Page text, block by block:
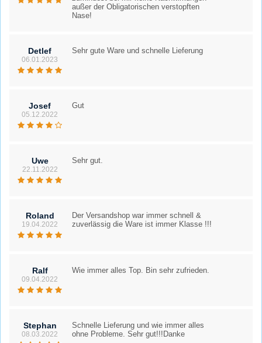
außer der Obligatorischen verstopften
Nase!
Detlef
06.01.2023
Sehr gute Ware und schnelle Lieferung
Josef
05.12.2022
Gut
Uwe
22.11.2022
Sehr gut.
Roland
19.04.2022
Der Versandshop war immer schnell &
zuverlässig die Ware ist immer Klasse !!!
Ralf
09.04.2022
Wie immer alles Top. Bin sehr zufrieden.
Stephan
08.03.2022
Schnelle Lieferung und wie immer alles
ohne Probleme. Sehr gut!!!Danke